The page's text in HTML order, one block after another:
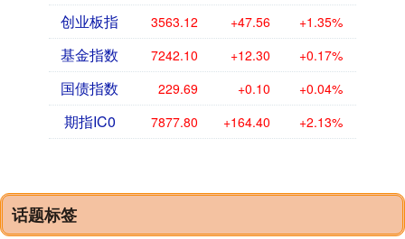
创业板指 3563.12 +47.56 +1.35%
基金指数 7242.10 +12.30 +0.17%
国债指数 229.69 +0.10 +0.04%
期指IC0 7877.80 +164.40 +2.13%
话题标签